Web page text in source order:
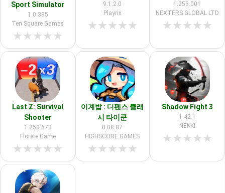
Sport Simulator
1.0.395
Ten Square Games
★★★★★
9.1.2.0
Playrix
★★★★★
1.253.001
NEXTERS GLOBAL LTD
★★★★★
Last Z: Survival
Shooter
1.250.673
Florere Game
★★★★★
이계밥 : 디펜스 클래
시 타이쿤
0.08.87
HIGHSCORE GAMES
★★★★★
Shadow Fight 3
1.42.1
NEKKI
★★★★★